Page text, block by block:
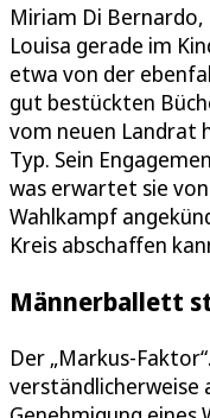
Miriam Di
Louisa gerade im
etwa von der
gut bestückten
vom neuen Landrat
Typ. Sein
was erwartet sie von
Wahlkampf
Kreis abschaffen
Männerballett
Der „Markus-
verständlicherweise